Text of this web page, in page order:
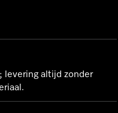
levering altijd zonder